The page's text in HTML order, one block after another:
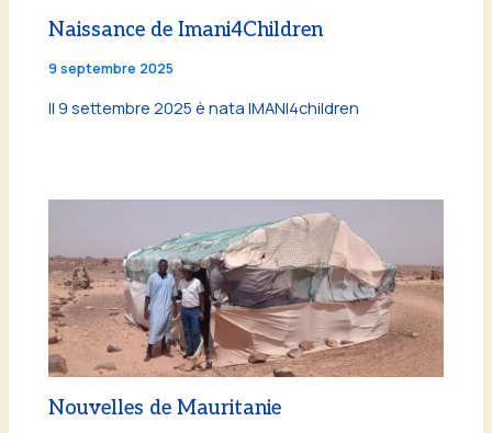
Naissance de Imani4Children
9 septembre 2025
Il 9 settembre 2025 è nata IMANI4children
Nouvelles de Mauritanie